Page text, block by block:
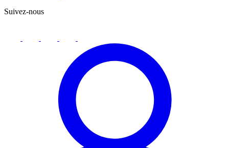
Suivez-nous